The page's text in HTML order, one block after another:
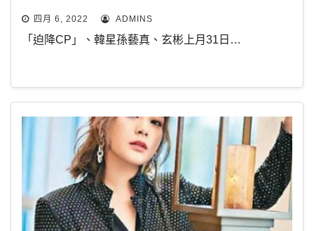
四月 6, 2022 ADMINS
「迫降CP」、韓星孫藝真、玄彬上月31日…